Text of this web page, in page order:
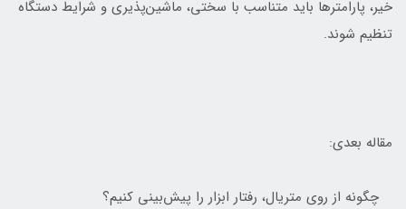
خیر، پارامترها باید متناسب با سختی، ماشین‌پذیری و شرایط دستگاه
تنظیم شوند.
مقاله بعدی:
چگونه از روی متریال، رفتار ابزار را پیش‌بینی کنیم؟